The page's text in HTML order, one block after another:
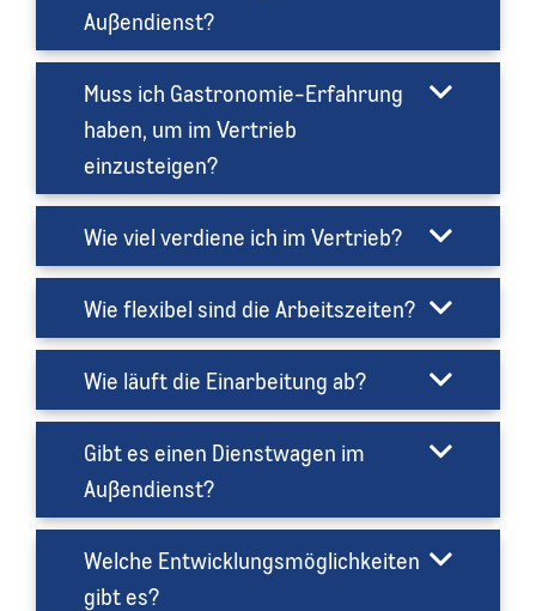
Außendienst?
Muss ich Gastronomie-Erfahrung
haben, um im Vertrieb
einzusteigen?
Wie viel verdiene ich im Vertrieb?
Wie flexibel sind die Arbeitszeiten?
Wie läuft die Einarbeitung ab?
Gibt es einen Dienstwagen im
Außendienst?
Welche Entwicklungsmöglichkeiten
gibt es?